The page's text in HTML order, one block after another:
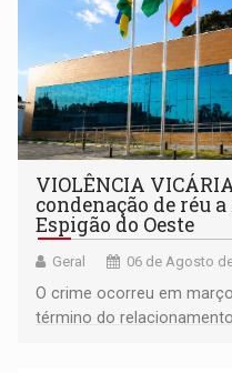
VIOLÊNCIA
condenação de réu
Espigão do Oeste
Geral 06 de Agosto
O crime ocorreu em
término do